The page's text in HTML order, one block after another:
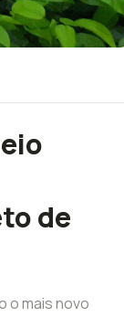
de
o mais novo